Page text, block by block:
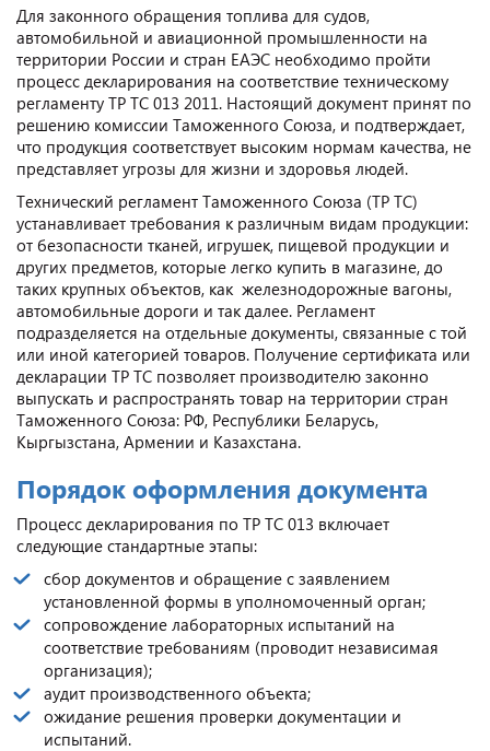
Для законного обращения топлива для судов,
автомобильной и авиационной промышленности на
территории России и стран ЕАЭС необходимо пройти
процесс декларирования на соответствие техническому
регламенту ТР ТС 013 2011. Настоящий документ принят по
решению комиссии Таможенного Союза, и подтверждает,
что продукция соответствует высоким нормам качества, не
представляет угрозы для жизни и здоровья людей.
Технический регламент Таможенного Союза (ТР ТС)
устанавливает требования к различным видам продукции:
от безопасности тканей, игрушек, пищевой продукции и
других предметов, которые легко купить в магазине, до
таких крупных объектов, как железнодорожные вагоны,
автомобильные дороги и так далее. Регламент
подразделяется на отдельные документы, связанные с той
или иной категорией товаров. Получение сертификата или
декларации ТР ТС позволяет производителю законно
выпускать и распространять товар на территории стран
Таможенного Союза: РФ, Республики Беларусь,
Кыргызстана, Армении и Казахстана.
Порядок оформления документа
Процесс декларирования по ТР ТС 013 включает
следующие стандартные этапы:
сбор документов и обращение с заявлением
установленной формы в уполномоченный орган;
сопровождение лабораторных испытаний на
соответствие требованиям (проводит независимая
организация);
аудит производственного объекта;
ожидание решения проверки документации и
испытаний.